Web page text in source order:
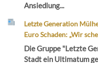
Ansiedlung...
Letzte Generation
Euro Schaden: „Wir
Die Gruppe "Letzte
Stadt ein Ultimatum